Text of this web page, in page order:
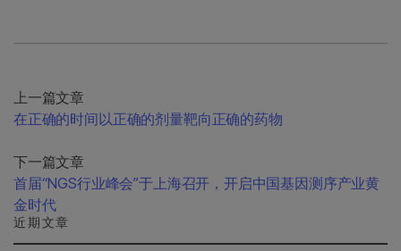
上一篇文章
在正确的时间以正确的剂量靶向正确的药物
下一篇文章
首届“NGS行业峰会”于上海召开，开启中国基因测序产业黄
金时代
近期文章